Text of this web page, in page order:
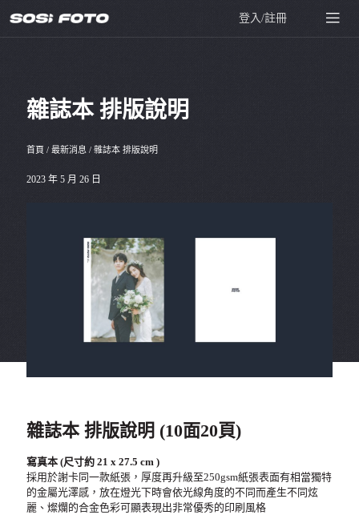
登入/註冊
雜誌本 排版說明
首頁 / 最新消息 / 雜誌本 排版說明
2023 年 5 月 26 日
雜誌本 排版說明 (10面20頁)
寫真本 (尺寸約 21 x 27.5 cm )
採用於謝卡同一款紙張，厚度再升級至250gsm紙張表面有相當獨特
的金屬光澤感，放在燈光下時會依光線角度的不同而產生不同炫
麗、燦爛的合金色彩可顯表現出非常優秀的印刷風格